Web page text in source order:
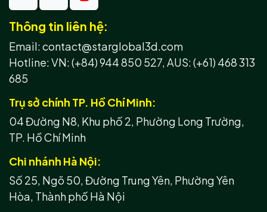
Thông tin liên hệ:
Email: contact@starglobal3d.com
Hotline:VN: (+84) 944 850 527,AUS: (+61) 468 313
685
Trụ sở chính TP. Hồ Chí Minh:
04 Đường N8, Khu phố 2, Phường Long Trường,
TP. Hồ Chí Minh
Chi nhánh Hà Nội:
Số 25, Ngõ 50, Đường Trung Yên, Phường Yên
Hòa, Thành phố Hà Nội